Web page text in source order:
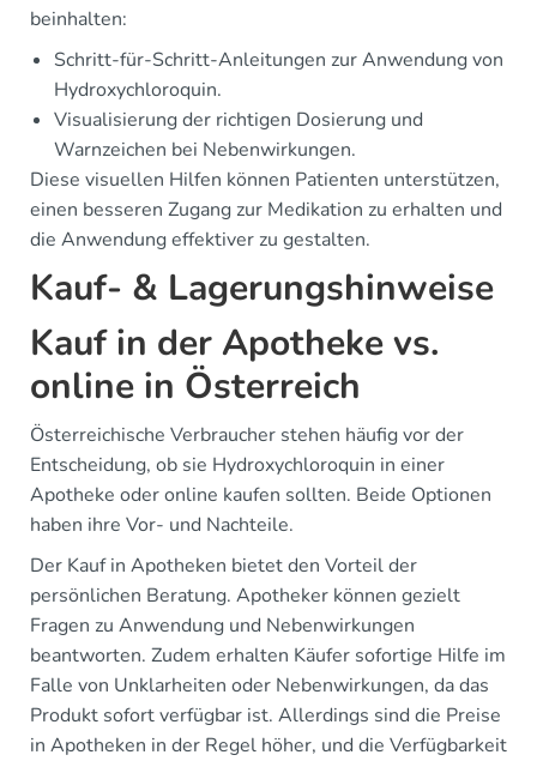
beinhalten:
Schritt-für-Schritt-Anleitungen zur Anwendung von
Hydroxychloroquin.
Visualisierung der richtigen Dosierung und
Warnzeichen bei Nebenwirkungen.
Diese visuellen Hilfen können Patienten unterstützen,
einen besseren Zugang zur Medikation zu erhalten und
die Anwendung effektiver zu gestalten.
Kauf- & Lagerungshinweise
Kauf in der Apotheke vs.
online in Österreich
Österreichische Verbraucher stehen häufig vor der
Entscheidung, ob sie Hydroxychloroquin in einer
Apotheke oder online kaufen sollten. Beide Optionen
haben ihre Vor- und Nachteile.
Der Kauf in Apotheken bietet den Vorteil der
persönlichen Beratung. Apotheker können gezielt
Fragen zu Anwendung und Nebenwirkungen
beantworten. Zudem erhalten Käufer sofortige Hilfe im
Falle von Unklarheiten oder Nebenwirkungen, da das
Produkt sofort verfügbar ist. Allerdings sind die Preise
in Apotheken in der Regel höher, und die Verfügbarkeit